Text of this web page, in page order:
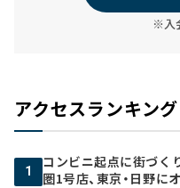
※入
アクセスランキング
1
コンビニ起点に街づく
圏1号店、東京・日野に